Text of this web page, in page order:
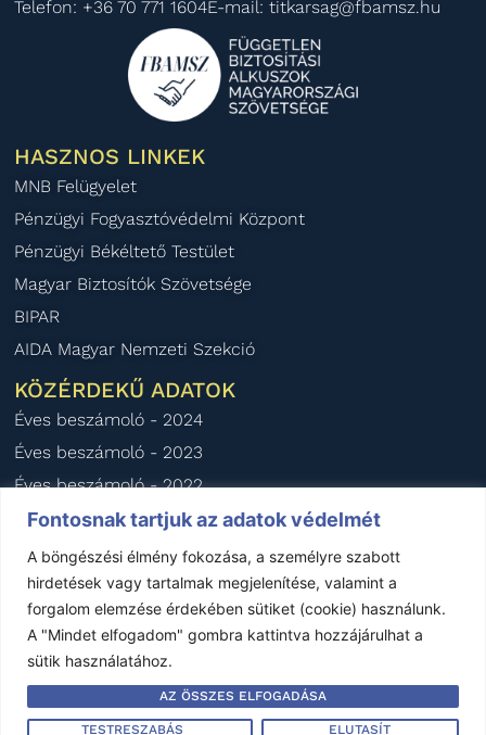
Fontosnak tartjuk az adatok védelmét
A böngészési élmény fokozása, a személyre szabott
hirdetések vagy tartalmak megjelenítése, valamint a
forgalom elemzése érdekében sütiket (cookie) használunk.
A "Mindet elfogadom" gombra kattintva hozzájárulhat a
sütik használatához.
TESTRESZABÁS ELUTASÍT
AZ ÖSSZES ELFOGADÁSA
Telefon: +36 70 771 1604E-mail: titkarsag@fbamsz.hu
HASZNOS LINKEK
MNB Felügyelet
Pénzügyi Fogyasztóvédelmi Központ
Pénzügyi Békéltető Testület
Magyar Biztosítók Szövetsége
BIPAR
AIDA Magyar Nemzeti Szekció
KÖZÉRDEKŰ ADATOK
Éves beszámoló - 2024
Éves beszámoló - 2023
Éves beszámoló - 2022
Éves beszámoló - 2021
Éves beszámoló - 2020
Minden jog fenntartva © FBAMSZ 1992-2025
Impresszum– Jogi nyilatkozat–Kapcsolat